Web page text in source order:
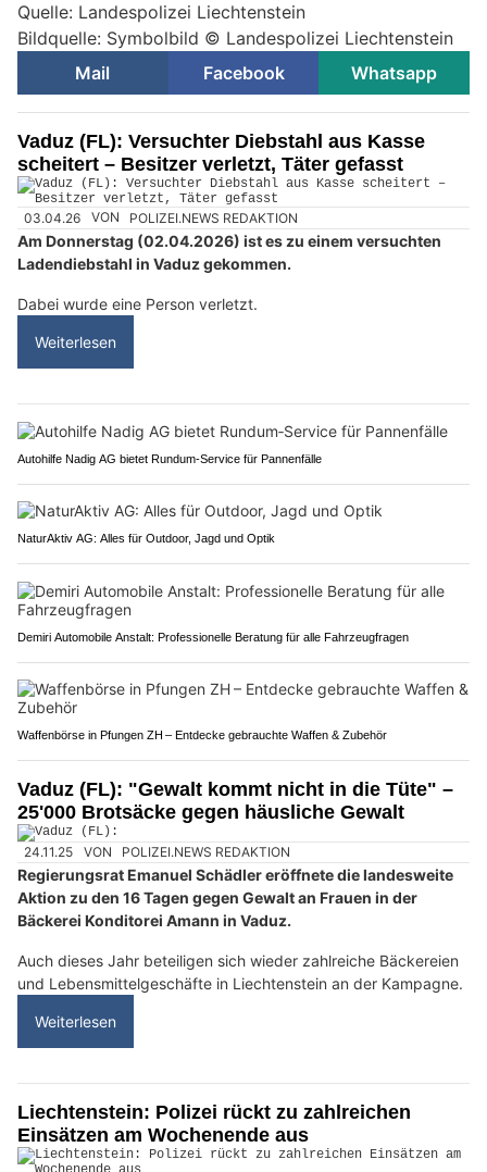
Quelle: Landespolizei Liechtenstein
Bildquelle: Symbolbild © Landespolizei Liechtenstein
Mail
Facebook Whatsapp
Vaduz (FL): Versuchter Diebstahl aus Kasse
scheitert – Besitzer verletzt, Täter gefasst
03.04.26 VON POLIZEI.NEWS REDAKTION
Am Donnerstag (02.04.2026) ist es zu einem versuchten
Ladendiebstahl in Vaduz gekommen.
Dabei wurde eine Person verletzt.
Weiterlesen
Autohilfe Nadig AG bietet Rundum‑Service für Pannenfälle
NaturAktiv AG: Alles für Outdoor, Jagd und Optik
Demiri Automobile Anstalt: Professionelle Beratung für alle Fahrzeugfragen
Waffenbörse in Pfungen ZH – Entdecke gebrauchte Waffen & Zubehör
Vaduz (FL): "Gewalt kommt nicht in die Tüte" –
25'000 Brotsäcke gegen häusliche Gewalt
24.11.25 VON POLIZEI.NEWS REDAKTION
Regierungsrat Emanuel Schädler eröffnete die landesweite
Aktion zu den 16 Tagen gegen Gewalt an Frauen in der
Bäckerei Konditorei Amann in Vaduz.
Auch dieses Jahr beteiligen sich wieder zahlreiche Bäckereien
und Lebensmittelgeschäfte in Liechtenstein an der Kampagne.
Weiterlesen
Liechtenstein: Polizei rückt zu zahlreichen
Einsätzen am Wochenende aus